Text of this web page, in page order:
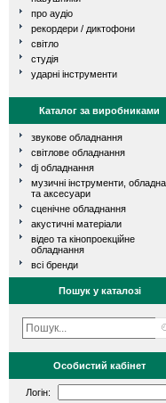
про аудіо
рекордери / диктофони
світло
студія
ударні інструменти
Каталог за виробниками
звукове обладнання
світлове обладнання
dj обладнання
музичні інструменти,
та аксесуари
сценічне обладнання
акустичні матеріали
відео та кінопроекційне
обладнання
всі бренди
Пошук у каталозі
Особистий кабінет
Логін: